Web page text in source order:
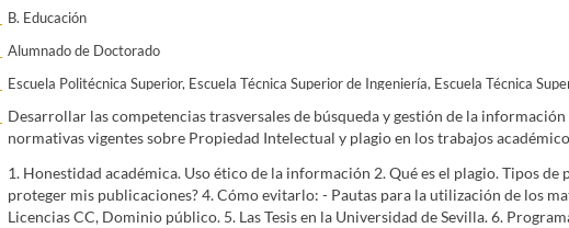
B. Educación
Alumnado de Doctorado
Escuela Politécnica Superior Escuela Técnica Superior de Ingeniería Escuela Técnica
Ciencias de la Educación Facultad de Ciencias del Trabajo Facultad de Ciencias
Facultad de Enfermería, Fisioterapia y Podología Facultad de Farmacia Facultad de
Historia Facultad de Matemáticas Facultad de Medicina Facultad de Odontología
Desarrollar las competencias trasversales de búsqueda y gestión de la
normativas vigentes sobre Propiedad Intelectual y plagio en los trabajos
1. Honestidad académica. Uso ético de la información 2. Qué es el plagio. Tipos
proteger mis publicaciones? 4. Cómo evitarlo: - Pautas para la utilización de los
Licencias CC, Dominio público. 5. Las Tesis en la Universidad de Sevilla. 6.